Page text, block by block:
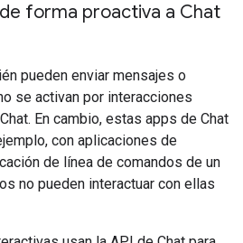
forma proactiva a Chat
pueden enviar mensajes o
se activan por interacciones
En cambio, estas apps de Chat
con aplicaciones de
de línea de comandos de un
no pueden interactuar con ellas